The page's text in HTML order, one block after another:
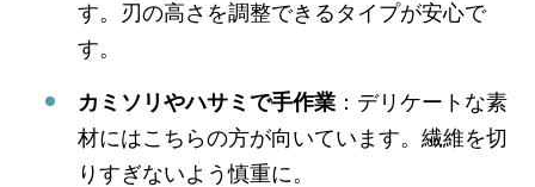
す。刃の高さを調整できるタイプが安心で
す。
カミソリやハサミで手作業 ：デリケートな素
材にはこちらの方が向いています。繊維を切
りすぎないよう慎重に。